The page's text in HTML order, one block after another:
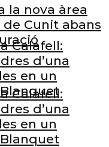
Calafell:
d’una
en un
la nova àrea
de Cunit abans
Calafell:
d’una
en un